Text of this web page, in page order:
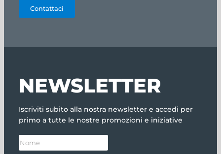
Contattaci
NEWSLETTER
Iscriviti subito alla nostra newsletter e accedi per
primo a tutte le nostre promozioni e iniziative